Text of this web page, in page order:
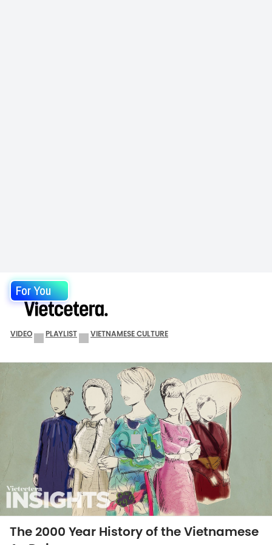
For You
VIDEO PLAYLIST VIETNAMESE CULTURE
The 2000 Year History of the Vietnamese